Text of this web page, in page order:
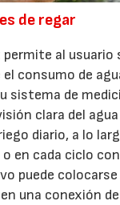
de regar
permite al usuario
consumo de
sistema de
clara del
diario, a lo
en cada ciclo
puede
una conexión